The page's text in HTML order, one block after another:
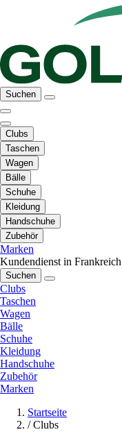
Suchen
Clubs
Taschen
Wagen
Bälle
Schuhe
Kleidung
Handschuhe
Zubehör
Marken
Kundendienst in Frankreich
Suchen
Clubs
Taschen
Wagen
Bälle
Schuhe
Kleidung
Handschuhe
Zubehör
Marken
Startseite
/ Clubs